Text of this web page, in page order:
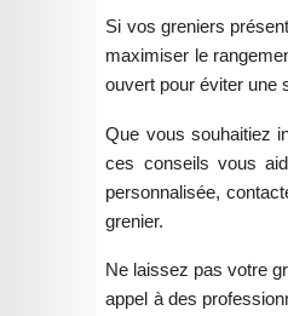
Si vos greniers
maximiser le
ouvert pour éviter une
Que vous souhaitiez
ces conseils vous
personnalisée,
grenier.
Ne laissez pas votre
appel à des